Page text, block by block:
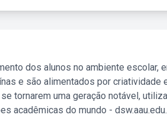
dos alunos no ambiente escolar,
e são alimentados por criatividade
tornarem uma geração notável,
acadêmicas do mundo -